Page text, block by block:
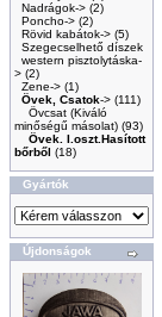
Nadrágok-> (2)
Poncho-> (2)
Rövid kabátok-> (5)
Szegecselhető díszek
western pisztolytáska-
> (2)
Zene-> (1)
Övek, Csatok-> (111)
Övcsat (Kiváló
minőségű másolat) (93)
Övek. I.oszt.Hasított
bőrből (18)
Gyártók
Újdonságok